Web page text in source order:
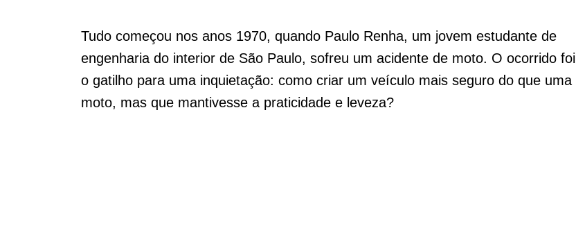
Tudo começou nos anos 1970, quando Paulo Renha, um jovem estudante de
engenharia do interior de São Paulo, sofreu um acidente de moto. O ocorrido foi
o gatilho para uma inquietação: como criar um veículo mais seguro do que uma
moto, mas que mantivesse a praticidade e leveza?